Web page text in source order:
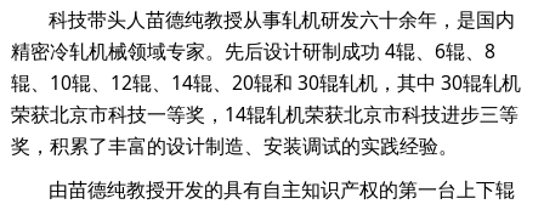
科技带头人苗德纯教授从事轧机研发六十余年，是国内
精密冷轧机械领域专家。先后设计研制成功 4辊、6辊、8
辊、10辊、12辊、14辊、20辊和 30辊轧机，其中 30辊轧机
荣获北京市科技一等奖，14辊轧机荣获北京市科技进步三等
奖，积累了丰富的设计制造、安装调试的实践经验。
由苗德纯教授开发的具有自主知识产权的第一台上下辊